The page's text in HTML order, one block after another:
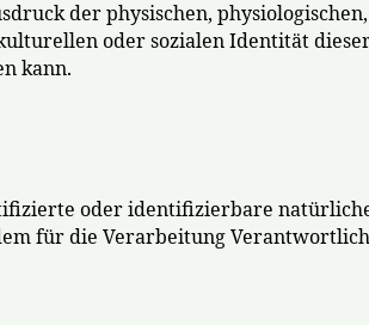
der physischen,
oder sozialen Identität
kann.
oder identifizierbare
für die Verarbeitung